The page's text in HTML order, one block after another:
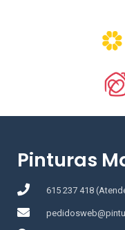
Pinturas
615 237 418